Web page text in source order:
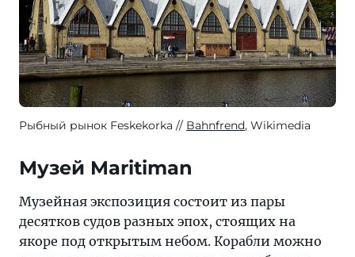
Рыбный рынок Feskekorka Bahnfrend, Wikimedia
Музей Maritiman
Музейная экспозиция состоит из пары
десятков судов разных эпох, стоящих на
якоре под открытым небом. Корабли можно